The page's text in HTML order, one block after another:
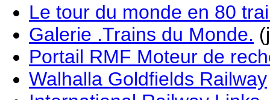
Le tour du monde en 80
Galerie .Trains du Monde.
Portail RMF Moteur de
Walhalla Goldfields Railway